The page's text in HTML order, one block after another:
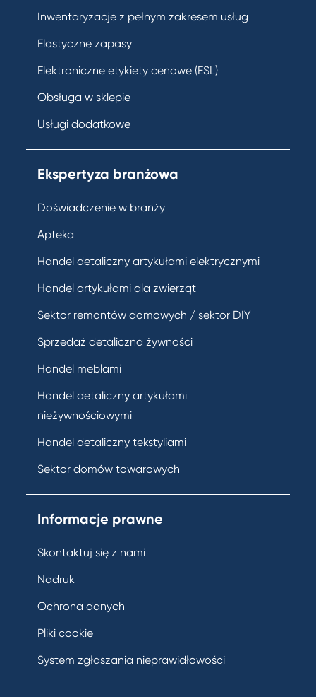
Inwentaryzacje z pełnym zakresem usług
Elastyczne zapasy
Elektroniczne etykiety cenowe (ESL)
Obsługa w sklepie
Usługi dodatkowe
Ekspertyza branżowa
Doświadczenie w branży
Apteka
Handel detaliczny artykułami elektrycznymi
Handel artykułami dla zwierząt
Sektor remontów domowych / sektor DIY
Sprzedaż detaliczna żywności
Handel meblami
Handel detaliczny artykułami
nieżywnościowymi
Handel detaliczny tekstyliami
Sektor domów towarowych
Informacje prawne
Skontaktuj się z nami
Nadruk
Ochrona danych
Pliki cookie
System zgłaszania nieprawidłowości